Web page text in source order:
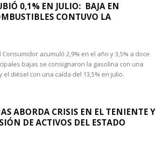
0,1% EN JULIO: BAJA EN
CONTUVO LA
Consumidor acumuló 2,9% en el año y 3,5% a doce
bajas se consignaron la gasolina con una
el diésel con una caída del 13,5% en julio.
ABORDA CRISIS EN EL TENIENTE Y
DE ACTIVOS DEL ESTADO